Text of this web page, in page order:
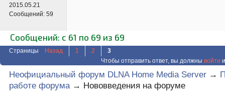
2015.05.21
Сообщений: 59
Сообщений: с 61 по 69 из 69
Страницы Назад 1 2
3
Чтобы отправить ответ, вы должны войти
Неофициальный форум DLNA Home Media Server →
работе форума → Нововведения на форуме